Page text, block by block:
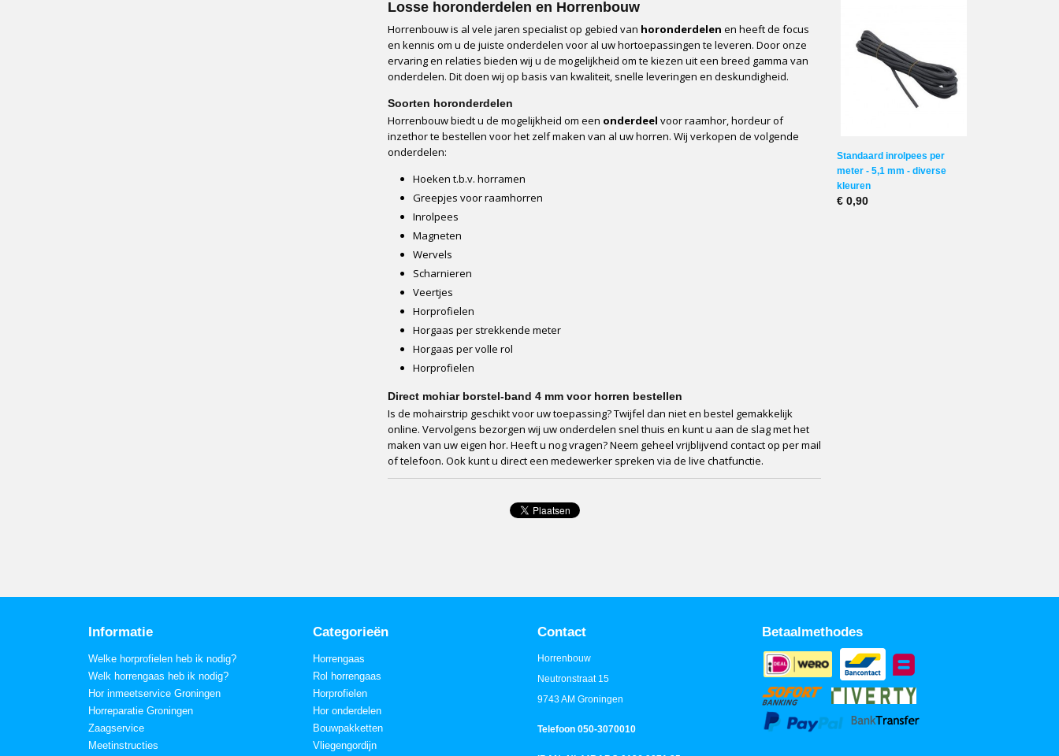
Losse horonderdelen en Horrenbouw
Horrenbouw is al vele jaren specialist op gebied van horonderdelen en heeft de focus
en kennis om u de juiste onderdelen voor al uw hortoepassingen te leveren. Door onze
ervaring en relaties bieden wij u de mogelijkheid om te kiezen uit een breed gamma van
onderdelen. Dit doen wij op basis van kwaliteit, snelle leveringen en deskundigheid.
Soorten horonderdelen
Horrenbouw biedt u de mogelijkheid om een onderdeel voor raamhor, hordeur of
inzethor te bestellen voor het zelf maken van al uw horren. Wij verkopen de volgende
onderdelen:
Hoeken t.b.v. horramen
Greepjes voor raamhorren
Inrolpees
Magneten
Wervels
Scharnieren
Veertjes
Horprofielen
Horgaas per strekkende meter
Horgaas per volle rol
Horprofielen
Direct mohiar borstel-band 4 mm voor horren bestellen
Is de mohairstrip geschikt voor uw toepassing? Twijfel dan niet en bestel gemakkelijk
online. Vervolgens bezorgen wij uw onderdelen snel thuis en kunt u aan de slag met het
maken van uw eigen hor. Heeft u nog vragen? Neem geheel vrijblijvend contact op per mail
of telefoon. Ook kunt u direct een medewerker spreken via de live chatfunctie.
Standaard inrolpees per
meter - 5,1 mm - diverse
kleuren
€ 0,90
Informatie
Welke horprofielen heb ik nodig?
Welk horrengaas heb ik nodig?
Hor inmeetservice Groningen
Horreparatie Groningen
Zaagservice
Meetinstructies
Categorieën
Horrengaas
Rol horrengaas
Horprofielen
Hor onderdelen
Bouwpakketten
Vliegengordijn
Contact
Horrenbouw
Neutronstraat 15
9743 AM Groningen
Telefoon 050-3070010
Betaalmethodes